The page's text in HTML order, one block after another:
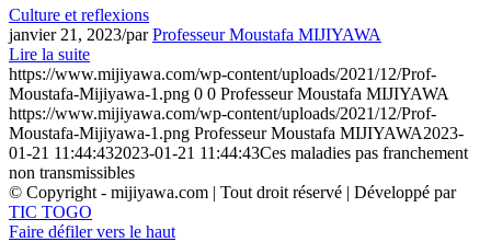
Culture et reflexions
janvier 21, 2023/parProfesseur Moustafa MIJIYAWA
Lire la suite
https://www.mijiyawa.com/wp-content/uploads/2021/12/Prof-
Moustafa-Mijiyawa-1.png 0 0 Professeur Moustafa MIJIYAWA
https://www.mijiyawa.com/wp-content/uploads/2021/12/Prof-
Moustafa-Mijiyawa-1.png Professeur Moustafa MIJIYAWA2023-
01-21 11:44:432023-01-21 11:44:43Ces maladies pas franchement
non transmissibles
© Copyright - mijiyawa.com | Tout droit réservé | Développé par
TIC TOGO
Faire défiler vers le haut